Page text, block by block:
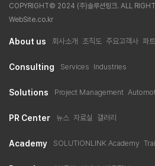
COPYRIGHT© 2024 (주)솔루션링크. ALL
WebSite.co.kr
About us 회사소개 조직도 주요고객사 파
Consulting Services Industries
Solutions Project Management
PR Center 뉴스 자료실 갤러리
Academy SOLUTIONLINK Academy